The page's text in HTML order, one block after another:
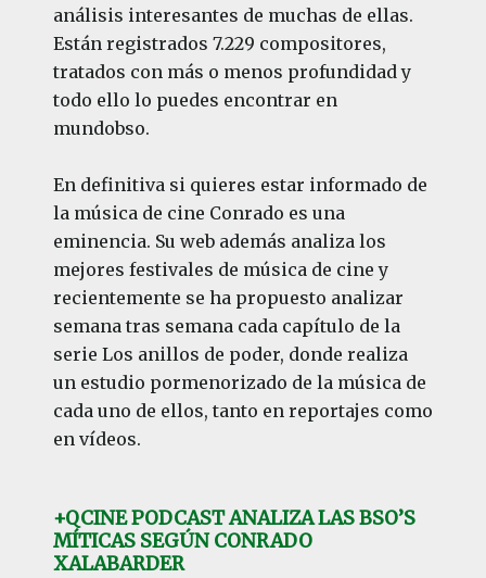
análisis interesantes de muchas de ellas.
Están registrados 7.229 compositores,
tratados con más o menos profundidad y
todo ello lo puedes encontrar en
mundobso.
En definitiva si quieres estar informado de
la música de cine Conrado es una
eminencia. Su web además analiza los
mejores festivales de música de cine y
recientemente se ha propuesto analizar
semana tras semana cada capítulo de la
serie Los anillos de poder, donde realiza
un estudio pormenorizado de la música de
cada uno de ellos, tanto en reportajes como
en vídeos.
+QCINE PODCAST ANALIZA LAS BSO’S
MÍTICAS SEGÚN CONRADO
XALABARDER